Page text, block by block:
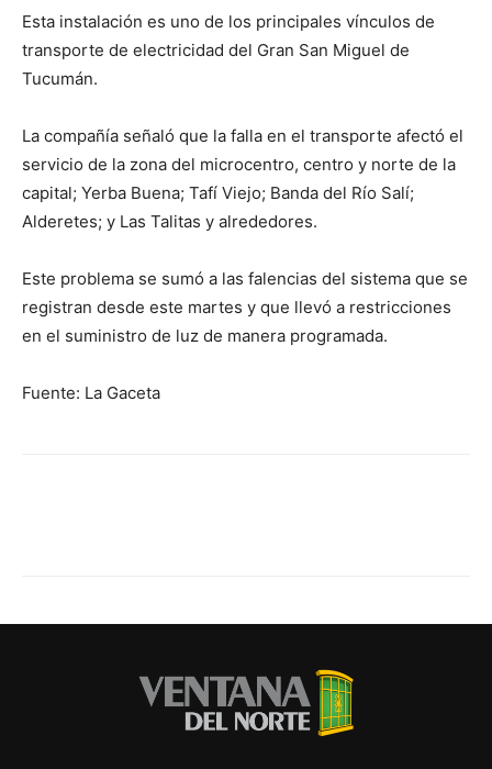
Esta instalación es uno de los principales vínculos de
transporte de electricidad del Gran San Miguel de
Tucumán.
La compañía señaló que la falla en el transporte afectó el
servicio de la zona del microcentro, centro y norte de la
capital; Yerba Buena; Tafí Viejo; Banda del Río Salí;
Alderetes; y Las Talitas y alrededores.
Este problema se sumó a las falencias del sistema que se
registran desde este martes y que llevó a restricciones
en el suministro de luz de manera programada.
Fuente: La Gaceta